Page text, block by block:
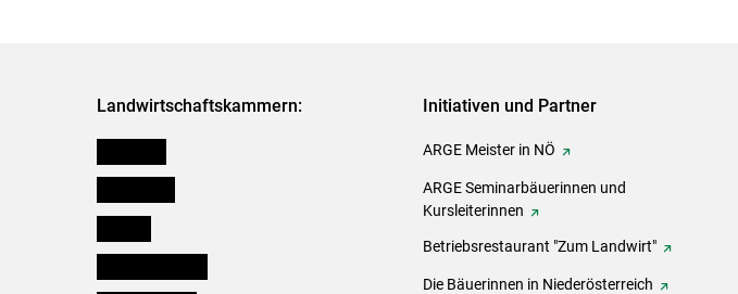
Landwirtschaftskammern: Initiativen und Partner
ARGE Meister in NÖ
ARGE Seminarbäuerinnen und
Kursleiterinnen
Betriebsrestaurant "Zum Landwirt"
Die Bäuerinnen in Niederösterreich